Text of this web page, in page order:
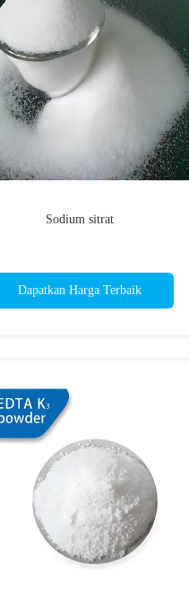
Sodium sitrat
Dapatkan Harga Terbaik